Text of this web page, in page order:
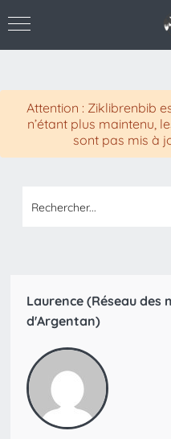
Attention : Ziklibrenbib
n’étant plus maintenu,
sont pas mis à
Laurence (Réseau des
d'Argentan)